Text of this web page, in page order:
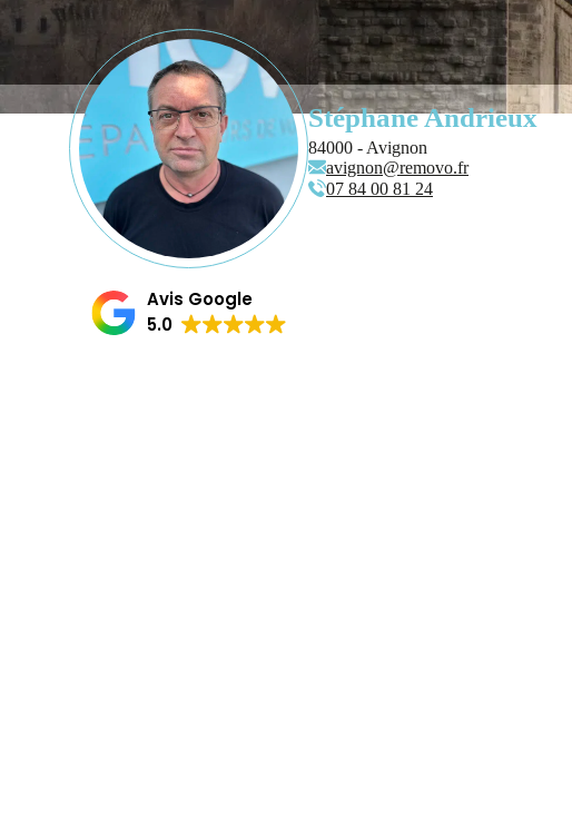
Stéphane Andrieux
84000 - Avignon
avignon@removo.fr
07 84 00 81 24
Avis Google
5.0